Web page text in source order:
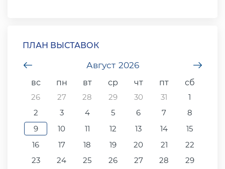
ПЛАН ВЫСТАВОК
Август 2026
вс
пн вт ср чт пт
сб
26
27 28 29 30 31
1
2
3 4 5 6 7
8
9
10 11 12 13 14
15
16
17 18 19 20 21
22
23
24 25 26 27 28
29